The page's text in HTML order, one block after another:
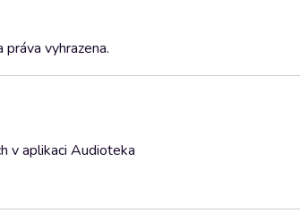
vyhrazena.
v aplikaci Audioteka